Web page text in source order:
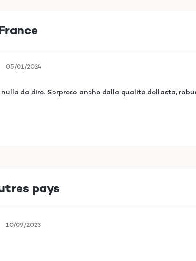
05/01/2024
da dire. Sorpreso anche dalla qualità dell'asta,
pays
10/09/2023